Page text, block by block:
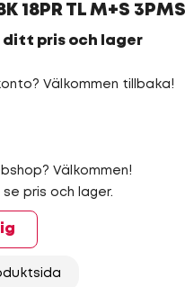
18PR TL M+S
ditt pris och lager
Välkommen tillbaka!
Välkommen!
pris och lager.